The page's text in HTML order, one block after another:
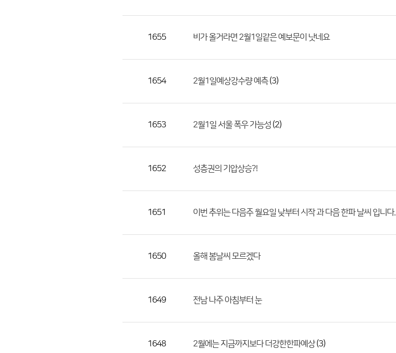
다.
1655 비가 올거라면 2월1일같은 예보문이 낫네요
1654 2월1일예상강수량 예측(3)
1653 2월1일 서울 폭우 가능성 (2)
1652 성층권의 기압상승?!
1651 이번 추위는 다음주 월요일 낮부터 시작 과 다음 한파 날씨 입니다.
1650 올해 봄날씨 모르겠다
1649 전남 나주 아침부터 눈
1648 2월에는 지금까지보다 더강한한파예상(3)